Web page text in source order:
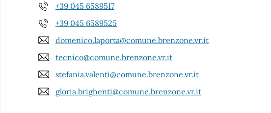
+39 045 6589517
+39 045 6589525
domenico.laporta@comune.brenzone.vr.it
tecnico@comune.brenzone.vr.it
stefania.valenti@comune.brenzone.vr.it
gloria.brighenti@comune.brenzone.vr.it